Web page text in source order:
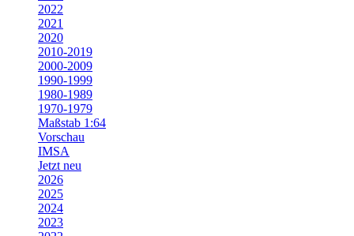
2022
2021
2020
2010-2019
2000-2009
1990-1999
1980-1989
1970-1979
Maßstab 1:64
Vorschau
IMSA
Jetzt neu
2026
2025
2024
2023